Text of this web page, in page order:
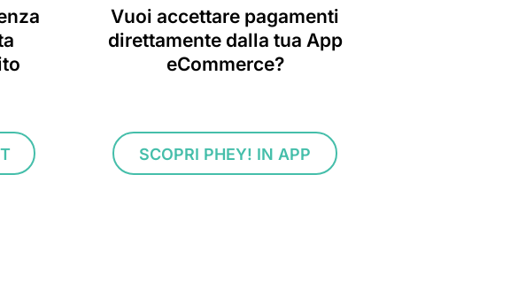
Vuoi accettare pagamenti
direttamente dalla tua App
eCommerce?
SCOPRI PHEY! IN APP